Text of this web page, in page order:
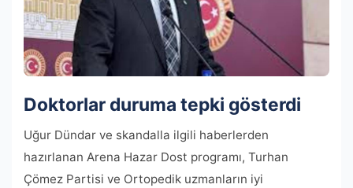
Doktorlar duruma tepki gösterdi
Uğur Dündar ve skandalla ilgili haberlerden
hazırlanan Arena Hazar Dost programı, Turhan
Çömez Partisi ve Ortopedik uzmanların iyi